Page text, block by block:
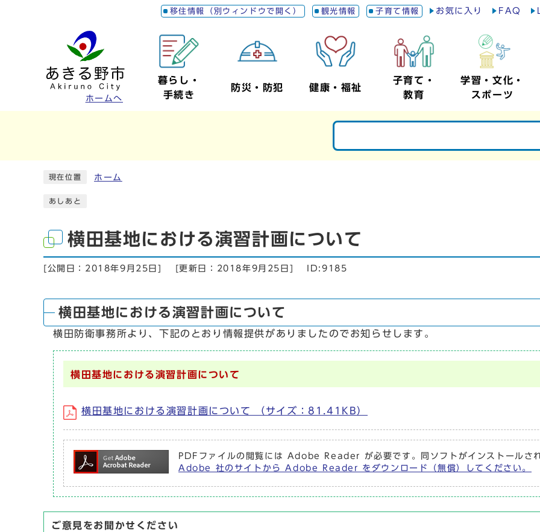
移住情報（別ウィンドウで開く） 観光情報 子育て情報 お気に入り FAQ
ホームへ
暮らし・
手続き
防災・防犯 健康・福祉
子育て・
教育
学習・文化・
スポーツ
現在位置 ホーム
あしあと
横田基地における演習計画について
[公開日： 2018年9月25日 ] [更新日： 2018年9月25日 ] ID:9185
横田基地における演習計画について
横田防衛事務所より、下記のとおり情報提供がありましたのでお知らせします。
横田基地における演習計画について
横田基地における演習計画について （サイズ：81.41KB）
PDFファイルの閲覧には Adobe Reader が必要です。同ソフトがインストールさ
Adobe 社のサイトから Adobe Reader をダウンロード（無償）してください。
ご意見をお聞かせください